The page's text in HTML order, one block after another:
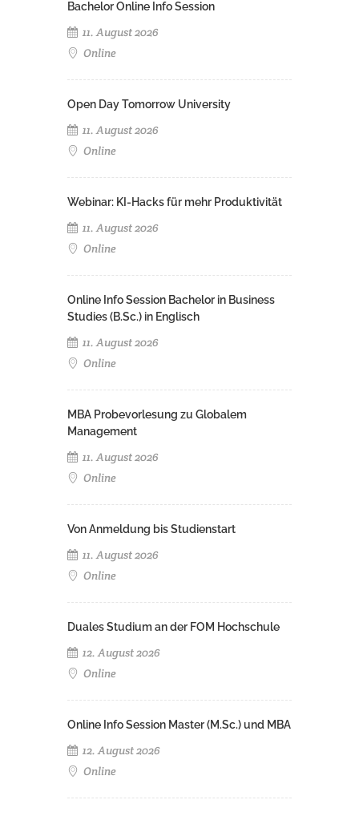
Bachelor Online Info Session
11. August 2026
Online
Open Day Tomorrow University
11. August 2026
Online
Webinar: KI-Hacks für mehr Produktivität
11. August 2026
Online
Online Info Session Bachelor in Business
Studies (B.Sc.) in Englisch
11. August 2026
Online
MBA Probevorlesung zu Globalem
Management
11. August 2026
Online
Von Anmeldung bis Studienstart
11. August 2026
Online
Duales Studium an der FOM Hochschule
12. August 2026
Online
Online Info Session Master (M.Sc.) und MBA
12. August 2026
Online